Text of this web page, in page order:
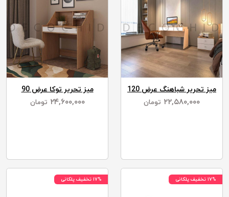
میز تحریر شباهنگ عرض 120
۲۲,۵۸۰,۰۰۰ تومان
میز تحریر توکا عرض 90
۲۴,۶۰۰,۰۰۰ تومان
۱۷% تخفیف پلکانی ۱۷% تخفیف پلکانی